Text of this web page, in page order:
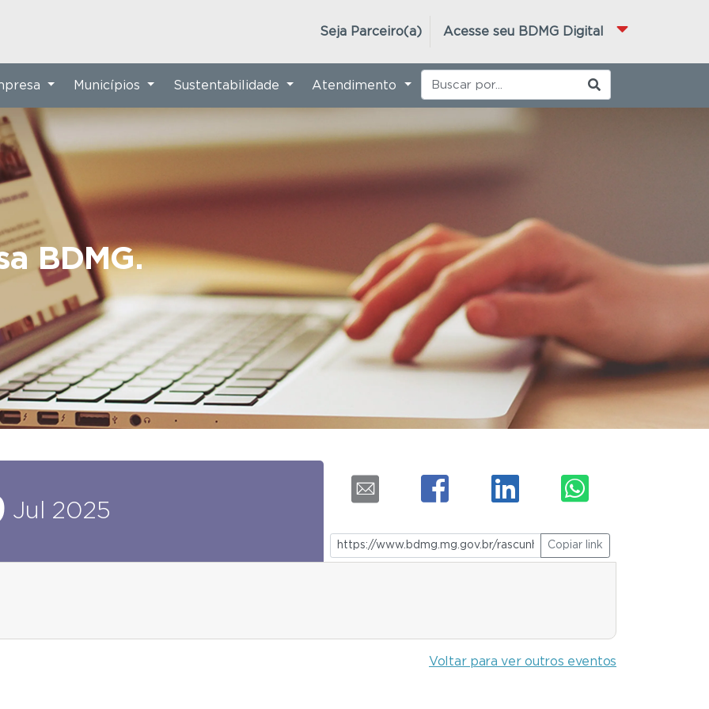
Acesse seu BDMG Digital
Seja Parceiro(a)
BDMG.
Municípios Sustentabilidade Atendimento
Jul 2025
Copiar link
Voltar para ver outros eventos